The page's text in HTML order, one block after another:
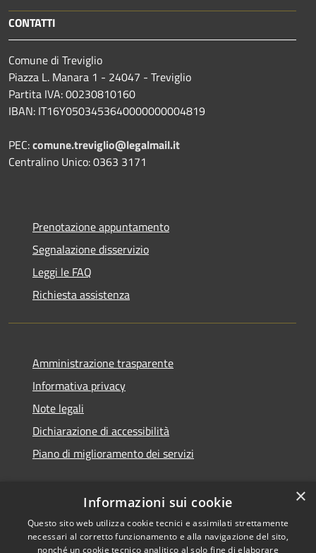
CONTATTI
Comune di Treviglio
Piazza L. Manara 1 - 24047 - Treviglio
Partita IVA: 00230810160
IBAN: IT16Y0503453640000000004819
PEC:comune.treviglio@legalmail.it
Centralino Unico: 0363 3171
Prenotazione appuntamento
Segnalazione disservizio
Leggi le FAQ
Richiesta assistenza
Amministrazione trasparente
Informativa privacy
Note legali
Dichiarazione di accessibilità
Piano di miglioramento dei servizi
RSS
Accessibilità
Copyright © 2026 • Comune di
Treviglio • Powered by
×
Informazioni sui cookie
Questo sito web utilizza cookie tecnici e assimilati strettamente
necessari al corretto funzionamento e alla navigazione del sito,
nonché un cookie tecnico analitico al solo fine di elaborare